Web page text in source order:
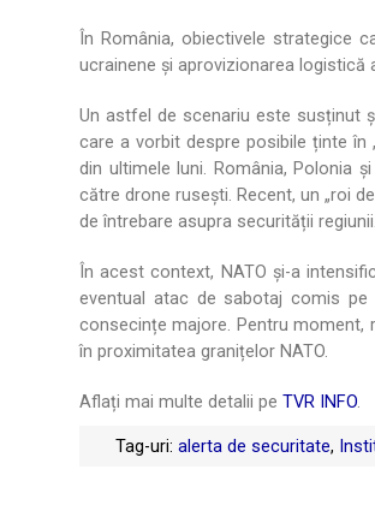
În România, obiectivele strategice
ucrainene și aprovizionarea logistică
Un astfel de scenariu este susținut
care a vorbit despre posibile ținte în
din ultimele luni. România, Polonia
către drone rusești. Recent, un „roi
de întrebare asupra securității regiunii.
În acest context, NATO și-a
eventual atac de sabotaj comis
consecințe majore. Pentru moment,
în proximitatea granițelor NATO.
Aflați mai multe detalii pe TVR INFO.
Tag-uri: alerta de securitate,